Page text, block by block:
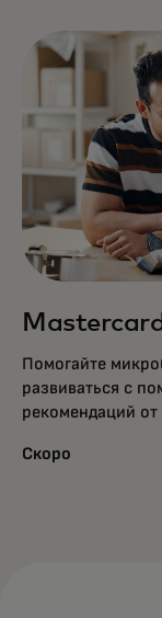
Помогайте
развиваться с
рекомендаций
Скоро